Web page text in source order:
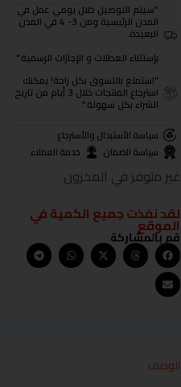
"سيتم التوصيل خلال يومي عمل في
المدن الرئيسية ومن 3- 4 في المدن
البعيدة.
بإستثناء العطلات و الإجازات الرسمية."
"استمتع بالتسوق بكل راحة! يمكنك
استرجاع المنتجات خلال 3 أيام من تاريخ
الشراء بكل سهولة."
سياسة الأستبدال والأسترجاع
سياسة الضمان
خدمة العملاء
غير متوفر في المخزون
لقد نفذت جميع الكمية في
الموقع
قم بالمشاركة
الوصف